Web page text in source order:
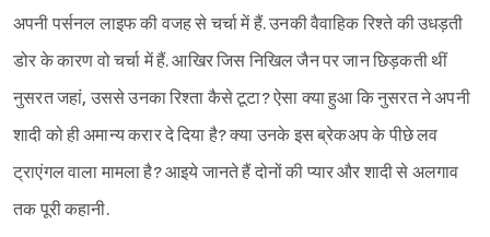
अपनी पर्सनल लाइफ की वजह से चर्चा में हैं. उनकी वैवाहिक रिश्‍ते की उधड़ती
डोर के कारण वो चर्चा में हैं. आखिर जिस निखिल जैन पर जान छ‍िड़कती थीं
नुसरत जहां, उससे उनका रिश्ता कैसे टूटा? ऐसा क्या हुआ कि नुसरत ने अपनी
शादी को ही अमान्य करार दे दिया है? क्या उनके इस ब्रेकअप के पीछे लव
ट्राएंगल वाला मामला है? आइये जानते हैं दोनों की प्यार और शादी से अलगाव
तक पूरी कहानी.